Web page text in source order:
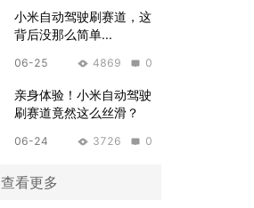
小米自动驾驶刷赛道，这
背后没那么简单...
06-25 4869 0
亲身体验！小米自动驾驶
刷赛道竟然这么丝滑？
06-24 3726 0
查看更多